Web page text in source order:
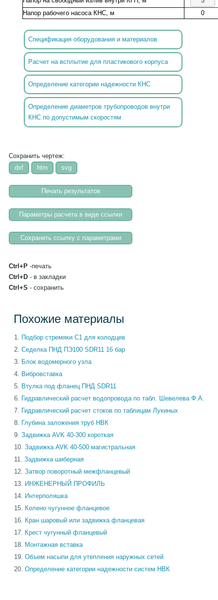
Напор рабочего насоса КНС, м
0
Спецификация оборудования и материалов
Расчет на всплытие для пластикового корпуса
Определение категории надежности КНС
Определение диаметров трубопроводов внутри
КНС по допустимым скоростям
Сохранить чертеж:
Ctrl+P -печать
Ctrl+D - в закладки
Ctrl+S - сохранить
Похожие материалы
Подбор стремяки С1 для колодцев
Cеделка ПНД ПЭ100 SDR11 16 бар
Блок водомерного узла
Вибровставка
Втулка под фланец ПНД SDR11
Гидравлический расчет водопровода по табл. Шевелева Ф.А.
Гидравлический расчет стоков по таблицам Лукиных
Глубина заложения труб НВК
Задвижка AVK 40-300 короткая
Задвижка AVK 40-500 магистральная
Задвижка шиберная
Затвор поворотный межфланцевый
ИНЖЕНЕРНЫЙ ПРОФИЛЬ
Интерполяшка
Колено чугунное фланцевое
Кран шаровый или задвижка фланцевая
Крест чугунный фланцевый
Монтажная вставка
Объем насыпи для утепления наружных сетей
Определение категории надежности систем НВК